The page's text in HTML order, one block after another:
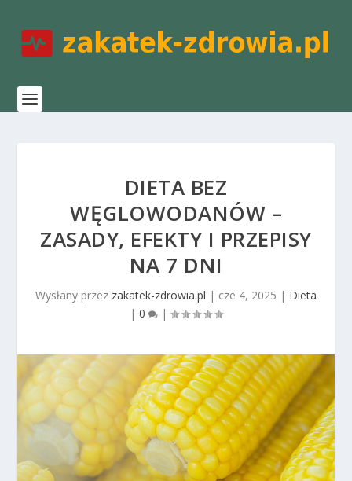
DIETA BEZ
WĘGLOWODANÓW –
ZASADY, EFEKTY I PRZEPISY
NA 7 DNI
Wysłany przez zakatek-zdrowia.pl | cze 4, 2025 | Dieta
| 0 |